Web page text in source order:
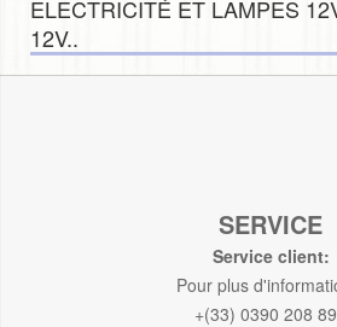
ELECTRICITÉ ET LAMPES
12V..
SERVICE
Service client:
Pour plus
+(33) 0390 208